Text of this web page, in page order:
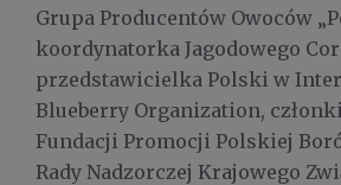
Grupa Producentów Owoców
koordynatorka Jagodowego
przedstawicielka Polski w
Blueberry Organization,
Fundacji Promocji Polskiej
Rady Nadzorczej Krajowego